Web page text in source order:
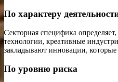
По характеру
Секторная специфика
технологии, креативные
закладывают инновации,
По уровню риска